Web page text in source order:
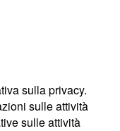
sulla privacy.
sulle attività
sulle attività